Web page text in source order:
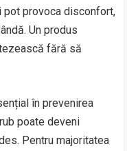
pot provoca disconfort,
Un produs
fără să
în prevenirea
poate deveni
Pentru majoritatea